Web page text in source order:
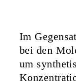
Im
bei den
um